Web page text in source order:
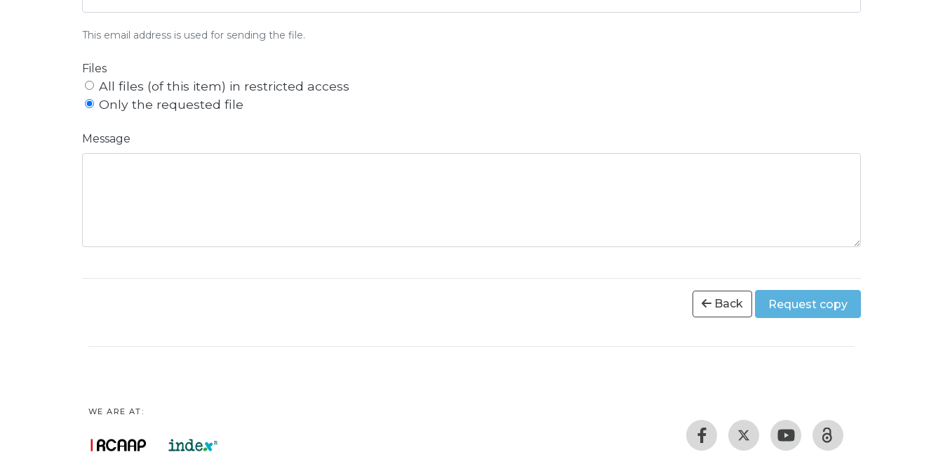
This email address is used for sending the file.
Files
All files (of this item) in restricted access
Only the requested file
Message
Back Request copy
WE ARE AT: